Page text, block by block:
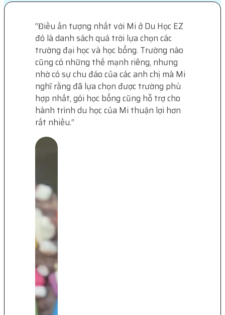
“Điều ấn tượng nhất với Mi ở Du Học EZ
đó là danh sách quá trời lựa chọn các
trường đại học và học bổng. Trường nào
cũng có những thế mạnh riêng, nhưng
nhờ có sự chu đáo của các anh chị mà Mi
nghĩ rằng đã lựa chọn được trường phù
hợp nhất, gói học bổng cũng hỗ trợ cho
hành trình du học của Mi thuận lợi hơn
rất nhiều.“